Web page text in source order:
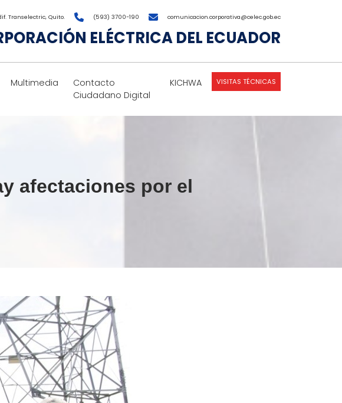
Transelectric, Quito. (593) 3700-190 comunicacion.corporativa@celec.gob.ec
ELÉCTRICA DEL ECUADOR
Multimedia
Contacto
Ciudadano Digital
KICHWA VISITAS TÉCNICAS
afectaciones por el